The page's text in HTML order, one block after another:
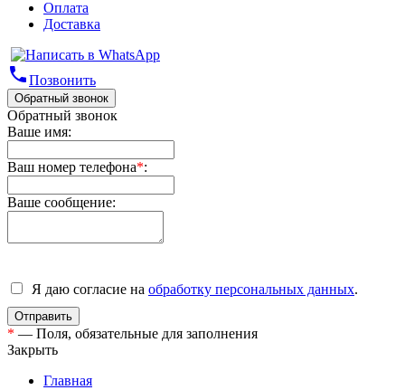
Оплата
Доставка
phoneПозвонить
Обратный звонок
Обратный звонок
Ваше имя:
Ваш номер телефона*:
Ваше сообщение:
Я даю согласие на обработку персональных данных.
* — Поля, обязательные для заполнения
Закрыть
Главная